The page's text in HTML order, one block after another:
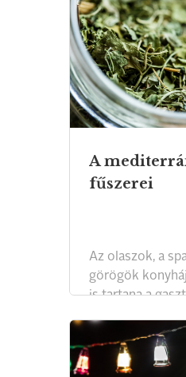
A
fűszerei
Az olaszok, a
görögök
is tartana a